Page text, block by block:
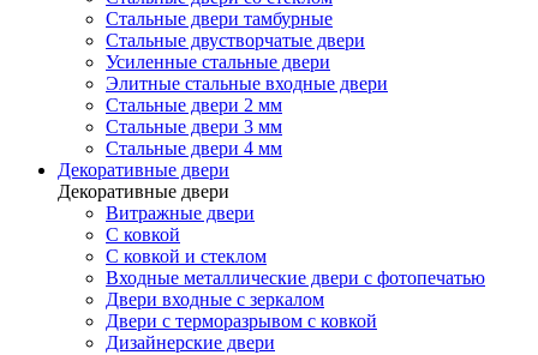
Стальные двери тамбурные
Стальные двустворчатые двери
Усиленные стальные двери
Элитные стальные входные двери
Стальные двери 2 мм
Стальные двери 3 мм
Стальные двери 4 мм
Декоративные двери
Декоративные двери
Витражные двери
С ковкой
С ковкой и стеклом
Входные металлические двери с фотопечатью
Двери входные с зеркалом
Двери с терморазрывом с ковкой
Дизайнерские двери